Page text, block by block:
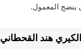
المعمول.
هند القحطاني